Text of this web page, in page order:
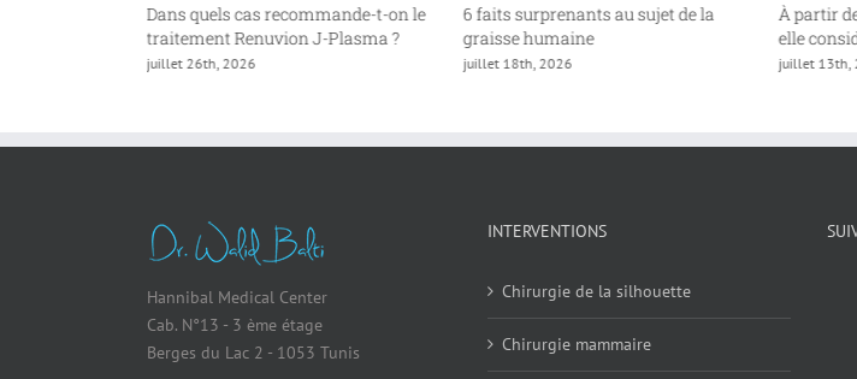
Dans quels cas recommande-t-on le
traitement Renuvion J-Plasma ?
juillet 26th, 2026
6 faits surprenants au sujet de la
graisse humaine
juillet 18th, 2026
À partir
elle
juillet 13th,
Hannibal Medical Center
Cab. N°13 - 3 ème étage
Berges du Lac 2 - 1053 Tunis
INTERVENTIONS
Chirurgie de la silhouette
Chirurgie mammaire